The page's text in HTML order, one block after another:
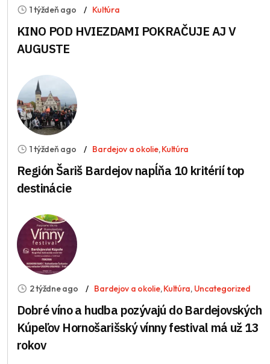
1 týždeň ago Kultúra
KINO POD HVIEZDAMI POKRAČUJE AJ V
AUGUSTE
1 týždeň ago Bardejov a okolie,Kultúra
Región Šariš Bardejov napĺňa 10 kritérií top
destinácie
2 týždne ago Bardejov a okolie,Kultúra, Uncategorized
Dobré víno a hudba pozývajú do Bardejovských
Kúpeľov Hornošarišský vínny festival má už 13
rokov